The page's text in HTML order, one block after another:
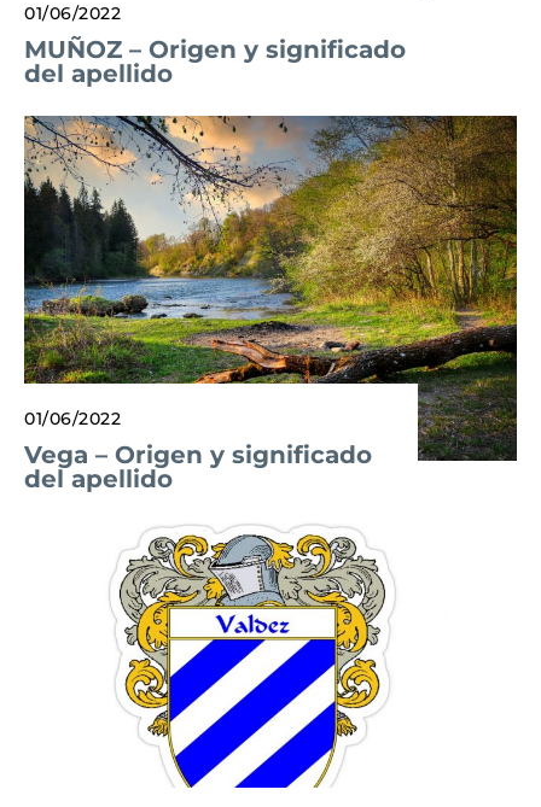
01/06/2022
MUÑOZ – Origen y significado
del apellido
01/06/2022
Vega – Origen y significado
del apellido